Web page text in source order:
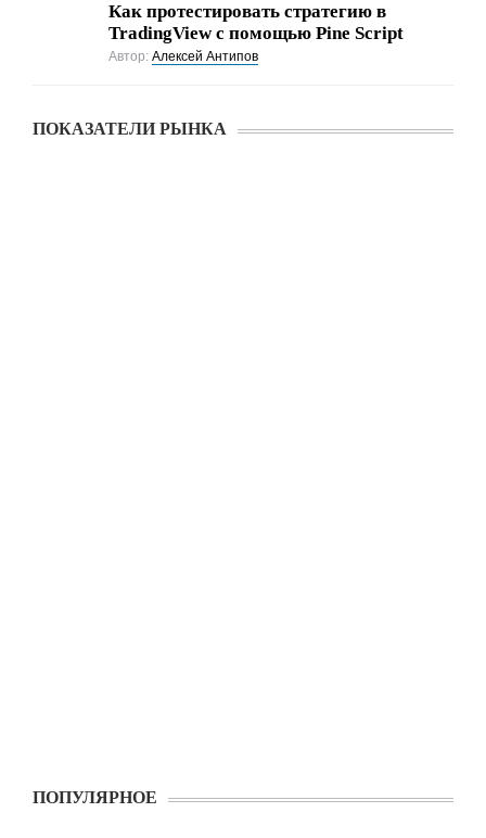
Как протестировать стратегию в
TradingView с помощью Pine Script
Автор:Алексей Антипов
ПОКАЗАТЕЛИ РЫНКА
ПОПУЛЯРНОЕ